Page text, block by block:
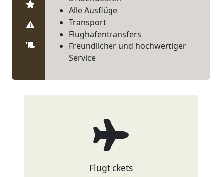
Mitbringen
Wichtige Informationen
Pauschalreisevertrag
Alle Ausflüge
Transport
Flughafentransfers
Freundlicher und hochwertiger
Service
Flugtickets